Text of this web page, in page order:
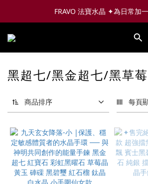
FRAVO 法寶水晶 ✦為日常加
黑超七/黑金超七/黑草
商品排序 每頁